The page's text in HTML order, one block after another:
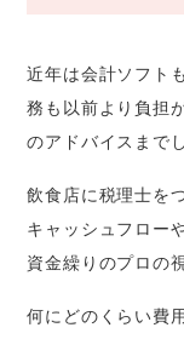
近年は会計ソフト
務も以前より負担
のアドバイスまで
飲食店に税理士を
キャッシュフロー
資金繰りのプロの
何にどのくらい費